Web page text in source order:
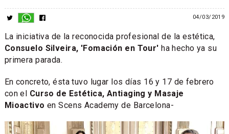
04/03/2019
La iniciativa de la reconocida profesional de la estética,
Consuelo Silveira, 'Fomación en Tour' ha hecho ya su
primera parada.
En concreto, ésta tuvo lugar los días 16 y 17 de febrero
con el Curso de Estética, Antiaging y Masaje
Mioactivo en Scens Academy de Barcelona-